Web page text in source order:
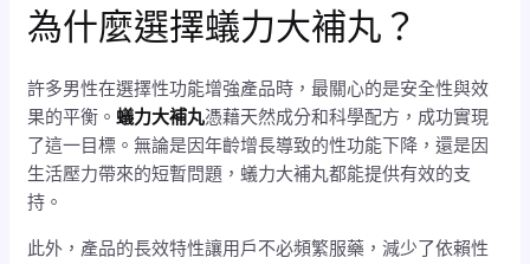
為什麼選擇蟻力大補丸？
許多男性在選擇性功能增強產品時，最關心的是安全性與效
果的平衡。蟻力大補丸憑藉天然成分和科學配方，成功實現
了這一目標。無論是因年齡增長導致的性功能下降，還是因
生活壓力帶來的短暫問題，蟻力大補丸都能提供有效的支
持。
此外，產品的長效特性讓用戶不必頻繁服藥，減少了依賴性